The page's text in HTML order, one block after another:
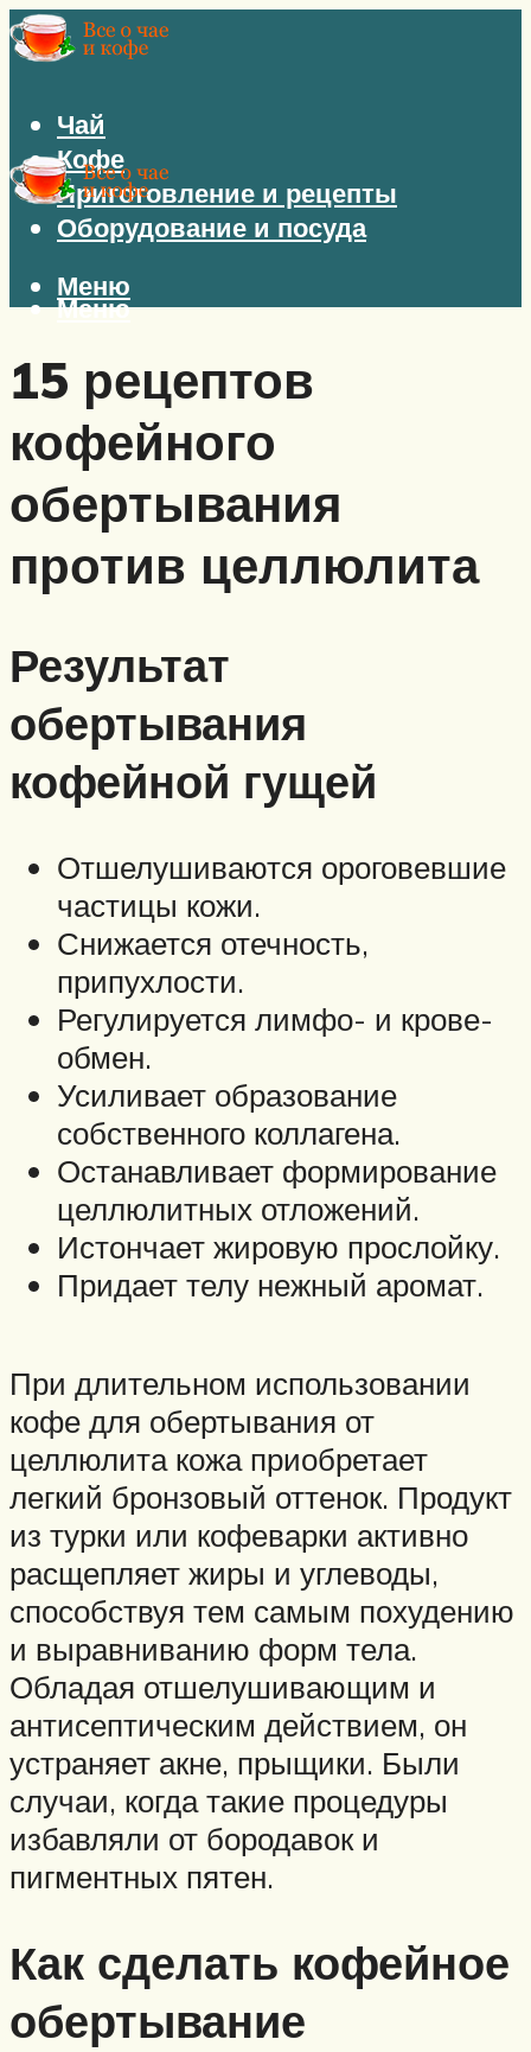
Чай
Кофе
Приготовление и рецепты
Оборудование и посуда
Меню
Меню
15 рецептов
кофейного
обертывания
против целлюлита
Результат
обертывания
кофейной гущей
Отшелушиваются ороговевшие
частицы кожи.
Снижается отечность,
припухлости.
Регулируется лимфо- и крове-
обмен.
Усиливает образование
собственного коллагена.
Останавливает формирование
целлюлитных отложений.
Истончает жировую прослойку.
Придает телу нежный аромат.
При длительном использовании
кофе для обертывания от
целлюлита кожа приобретает
легкий бронзовый оттенок. Продукт
из турки или кофеварки активно
расщепляет жиры и углеводы,
способствуя тем самым похудению
и выравниванию форм тела.
Обладая отшелушивающим и
антисептическим действием, он
устраняет акне, прыщики. Были
случаи, когда такие процедуры
избавляли от бородавок и
пигментных пятен.
Как сделать кофейное
обертывание